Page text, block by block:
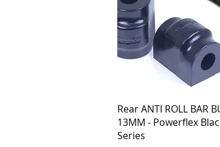
Greita peržiūra
Rear ANTI ROLL BAR
13MM - Powerflex
Series